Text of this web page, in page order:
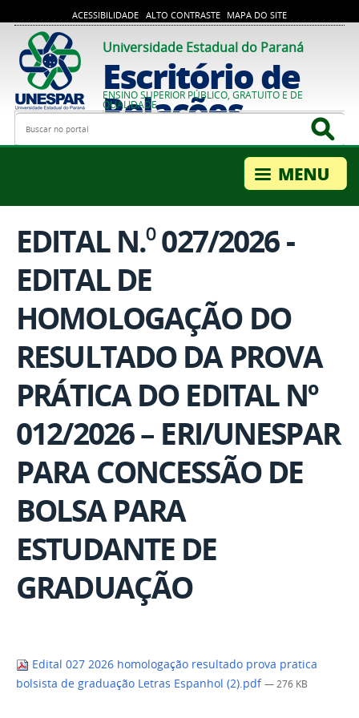
ACESSIBILIDADE ALTO CONTRASTE MAPA DO SITE
Universidade Estadual do Paraná
Escritório de
Relações
Internacionais
ENSINO SUPERIOR PÚBLICO, GRATUITO E DE
QUALIDADE
Busca
EDITAL N.⁰ 027/2026 -
EDITAL DE
HOMOLOGAÇÃO DO
RESULTADO DA PROVA
PRÁTICA DO EDITAL Nº
012/2026 – ERI/UNESPAR
PARA CONCESSÃO DE
BOLSA PARA
ESTUDANTE DE
GRADUAÇÃO
Edital 027 2026 homologação resultado prova pratica
bolsista de graduação Letras Espanhol (2).pdf — 276 KB